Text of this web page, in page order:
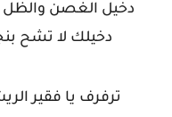
دخيل الغصن والظل
دخيلك لا تشح
ترفرف يا فقير